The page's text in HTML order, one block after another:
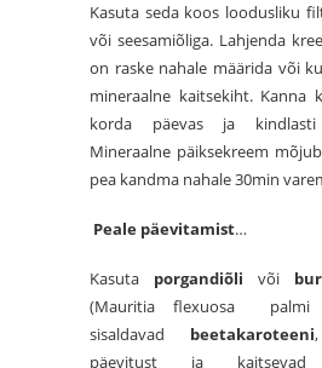
Kasuta seda koos loodusliku
või seesamiõliga. Lahjenda
on raske nahale määrida või
mineraalne kaitsekiht. Kanna
korda päevas ja
Mineraalne päiksekreem
pea kandma nahale 30min
Peale päevitamist…
Kasuta porgandiõli või
(Mauritia flexuosa palmi
sisaldavad beetakaroteeni
päevitust ja kaitsevad